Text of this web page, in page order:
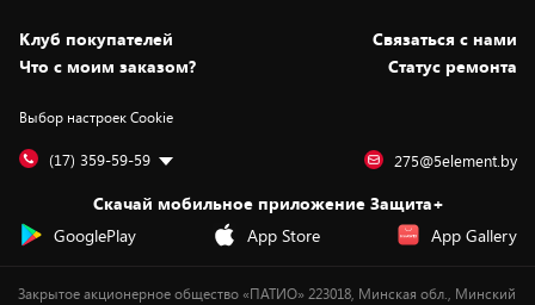
Статьи и обзоры
Вакансии
Дай пять добру!
Безналичный расчёт
Обмен и возврат товара
Обработка персональных данных
Подарочные карты
Установка техники
Для игровых консолей
Для мобильных устройств
Для компьютеров
Сервисные центры
Скидки и промокоды
Белорусские товары
Бонусы
Оплата частями
Новинки
Клуб покупателей
Cвязаться с нами
Что с моим заказом?
Статус ремонта
Выбор настроек Cookie
(17) 359-59-59 275@5element.by
Скачай мобильное приложение Защита+
GooglePlay
App Store App Gallery
Закрытое акционерное общество «ПАТИО» 223018, Минская обл., Минский